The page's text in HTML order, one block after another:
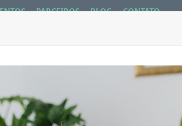
PARCEIROS BLOG CONTATO